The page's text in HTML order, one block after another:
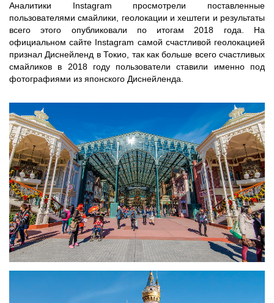
Аналитики Instagram просмотрели поставленные
пользователями смайлики, геолокации и хештеги и результаты
всего этого опубликовали по итогам 2018 года. На
официальном сайте Instagram самой счастливой геолокацией
признал Диснейленд в Токио, так как больше всего счастливых
смайликов в 2018 году пользователи ставили именно под
фотографиями из японского Диснейленда.